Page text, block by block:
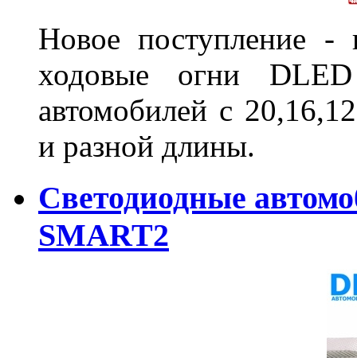
Новое поступление -
ходовые огни
автомобилей с
и разной длины.
Светодиодные
SMART2